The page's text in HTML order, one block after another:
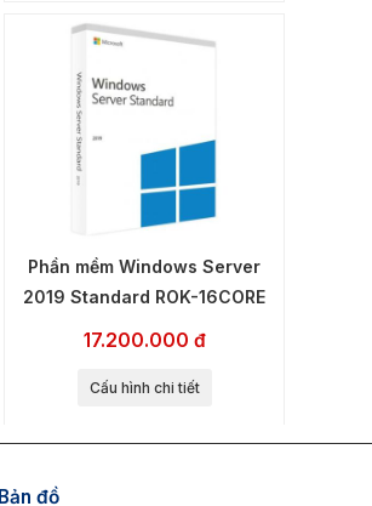
Phần mềm Windows Server
2019 Standard ROK-16CORE
17.200.000 đ
Cấu hình chi tiết
Bản đồ